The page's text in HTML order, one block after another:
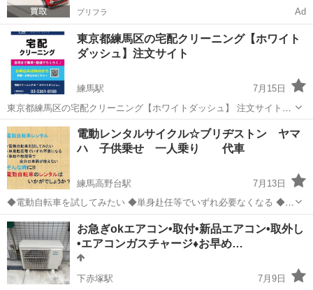
プリフラ Ad
東京都練馬区の宅配クリーニング【ホワイト
ダッシュ】注文サイト
練馬駅
7月15日
東京都練馬区の宅配クリーニング【ホワイトダッシュ】 注文サイト
https://white-dash.com/ 布団やカーペット等の少し重たい洗濯物、 歩
いて店頭まで行けないご高齢の方の為に ご自宅まで取りに...
東京 練馬区 練馬駅 その他 メールアドレス
電動レンタルサイクル☆ブリヂストン ヤマ
ハ 子供乗せ 一人乗り 代車
練馬高野台駅
7月13日
◆電動自転車を試してみたい ◆単身赴任等でいずれ必要なくなる ◆事
故や故障等で自分の車両が使えない ◆孫のが遊びに来る間だけ使いた
い・・・ そんな時に！！ 電動自転車のレンタルはいかがでしょうか？
...
東京 練馬区 練馬高野台駅 その他 月額
お急ぎokエアコン•取付•新品エアコン•取外し
•エアコンガスチャージ♦︎お早め…
下赤塚駅
7月9日